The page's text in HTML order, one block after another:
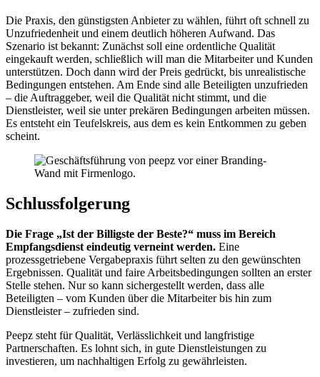
Die Praxis, den günstigsten Anbieter zu wählen, führt oft schnell zu
Unzufriedenheit und einem deutlich höheren Aufwand. Das
Szenario ist bekannt: Zunächst soll eine ordentliche Qualität
eingekauft werden, schließlich will man die Mitarbeiter und Kunden
unterstützen. Doch dann wird der Preis gedrückt, bis unrealistische
Bedingungen entstehen. Am Ende sind alle Beteiligten unzufrieden
– die Auftraggeber, weil die Qualität nicht stimmt, und die
Dienstleister, weil sie unter prekären Bedingungen arbeiten müssen.
Es entsteht ein Teufelskreis, aus dem es kein Entkommen zu geben
scheint.
Schlussfolgerung
Die Frage „Ist der Billigste der Beste?“ muss im Bereich
Empfangsdienst eindeutig verneint werden. Eine
prozessgetriebene Vergabepraxis führt selten zu den gewünschten
Ergebnissen. Qualität und faire Arbeitsbedingungen sollten an erster
Stelle stehen. Nur so kann sichergestellt werden, dass alle
Beteiligten – vom Kunden über die Mitarbeiter bis hin zum
Dienstleister – zufrieden sind.
Peepz steht für Qualität, Verlässlichkeit und langfristige
Partnerschaften. Es lohnt sich, in gute Dienstleistungen zu
investieren, um nachhaltigen Erfolg zu gewährleisten.